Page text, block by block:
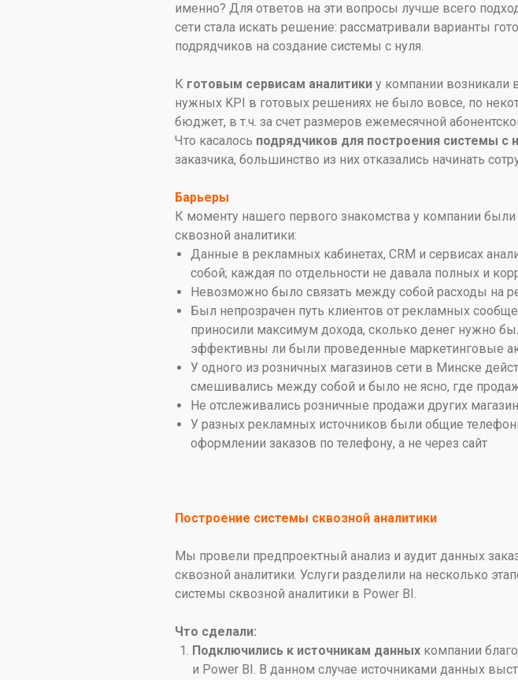
именно? Для ответов на эти вопросы лучше всего
сети стала искать решение: рассматривали варианты
подрядчиков на создание системы с нуля.
К готовым сервисам аналитики у компании возникали
нужных KPI в готовых решениях не было вовсе, по
бюджет, в т.ч. за счет размеров ежемесячной
Что касалось подрядчиков для построения системы с
заказчика, большинство из них отказались начинать
Барьеры
К моменту нашего первого знакомства у компании
сквозной аналитики:
Данные в рекламных кабинетах, CRM и сервисах
собой; каждая по отдельности не давала полных и
Невозможно было связать между собой расходы на
Был непрозрачен путь клиентов от рекламных
приносили максимум дохода, сколько денег нужно
эффективны ли были проведенные маркетинговые
У одного из розничных магазинов сети в Минске
смешивались между собой и было не ясно, где
Не отслеживались розничные продажи других
У разных рекламных источников были общие
оформлении заказов по телефону, а не через сайт
Построение системы сквозной аналитики
Мы провели предпроектный анализ и аудит данных
сквозной аналитики. Услуги разделили на несколько
системы сквозной аналитики в Power BI.
Что сделали:
Подключились к источникам данных компании
и Power BI. В данном случае источниками данных